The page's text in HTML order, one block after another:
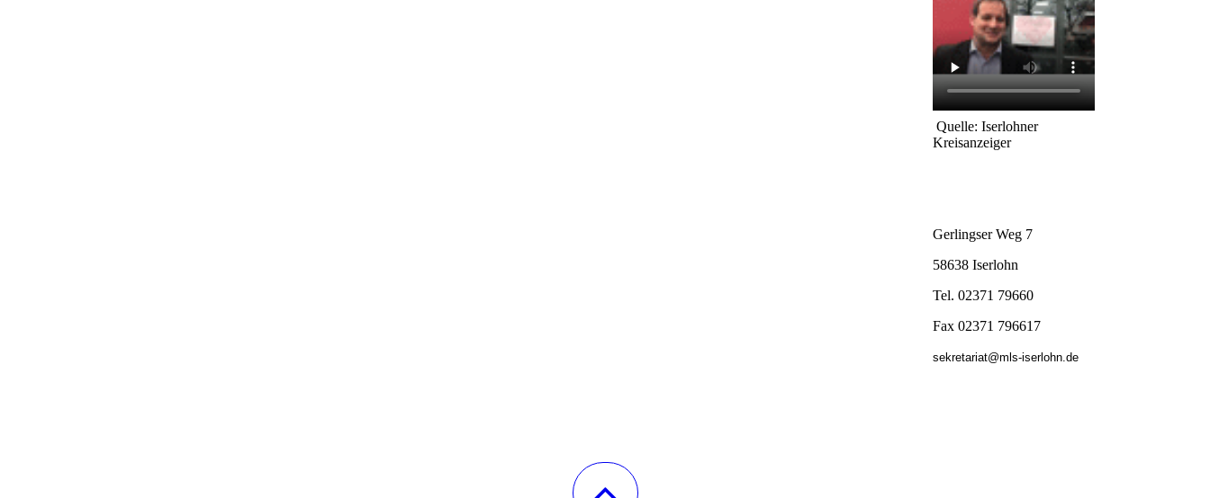
Quelle: Iserlohner
Kreisanzeiger
Gerlingser Weg 7
58638 Iserlohn
Tel. 02371 79660
Fax 02371 796617
sekretariat@mls-iserlohn.de